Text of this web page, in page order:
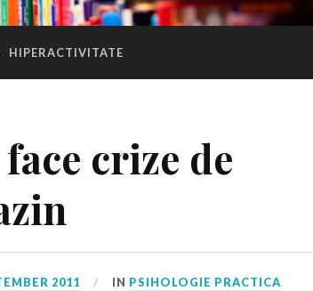
HIPERACTIVITATE
crize de
2011 IN PSIHOLOGIE PRACTICA